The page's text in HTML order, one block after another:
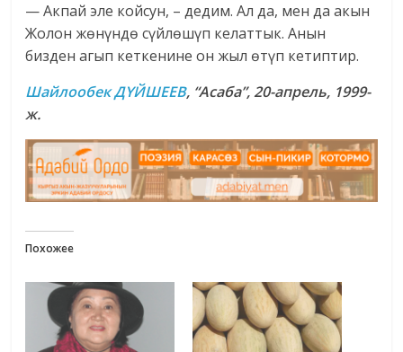
— Акпай эле койсун, – дедим. Ал да, мен да акын
Жолон жөнүндө сүйлөшүп келаттык. Анын
бизден агып кеткенине он жыл өтүп кетиптир.
Шайлообек ДҮЙШЕЕВ, “Асаба”, 20-апрель, 1999-
ж.
Похожее